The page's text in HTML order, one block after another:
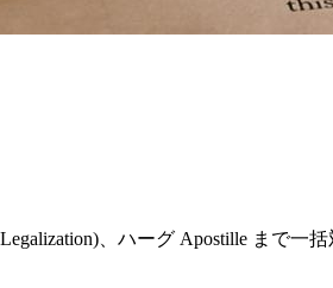
、ハーグ Apostille まで一